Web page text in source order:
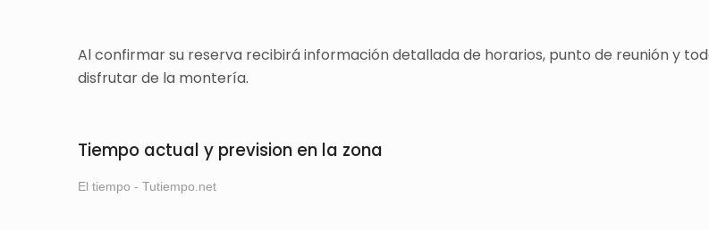
Al confirmar su reserva recibirá información detallada de horarios, punto de reunión y
disfrutar de la montería.
Tiempo actual y prevision en la zona
El tiempo - Tutiempo.net